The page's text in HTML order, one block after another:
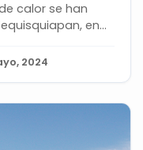
calor se han
en...
2024